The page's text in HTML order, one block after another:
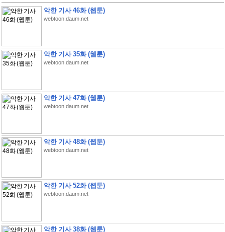
악한 기사 46화 (웹툰)
webtoon.daum.net
악한 기사 35화 (웹툰)
webtoon.daum.net
악한 기사 47화 (웹툰)
webtoon.daum.net
악한 기사 48화 (웹툰)
webtoon.daum.net
악한 기사 52화 (웹툰)
webtoon.daum.net
악한 기사 38화 (웹툰)